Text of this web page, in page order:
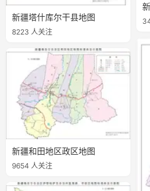
新疆塔什库尔干县地图
8223 人关注
新疆和田地区政区地图
9654 人关注